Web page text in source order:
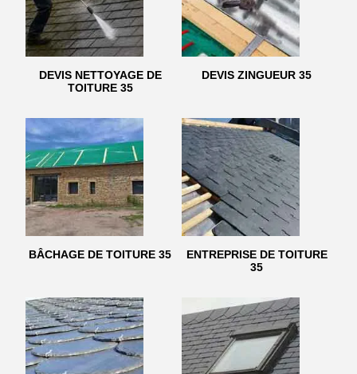
DEVIS NETTOYAGE DE
TOITURE 35
DEVIS ZINGUEUR 35
BÂCHAGE DE TOITURE 35
ENTREPRISE DE TOITURE
35